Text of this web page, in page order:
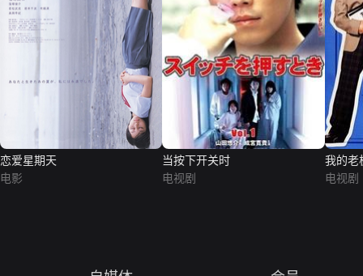
恋爱星期天
电影
当按下开关时
电视剧
我的老
电视剧